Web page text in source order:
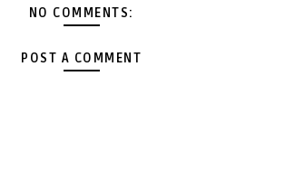
NO COMMENTS:
POST A COMMENT